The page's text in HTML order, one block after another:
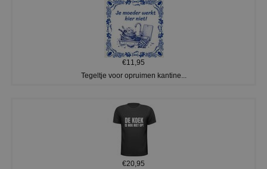
€11,95
Tegeltje voor opruimen kantine...
€20,95